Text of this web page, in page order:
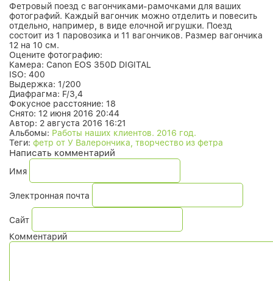
Фетровый поезд с вагончиками-рамочками для ваших
фотографий. Каждый вагончик можно отделить и повесить
отдельно, например, в виде елочной игрушки. Поезд
состоит из 1 паровозика и 11 вагончиков. Размер вагончика
12 на 10 см.
Оцените фотографию:
Камера: Canon EOS 350D DIGITAL
ISO: 400
Выдержка: 1/200
Диафрагма: F/3,4
Фокусное расстояние: 18
Снято: 12 июня 2016 20:44
Автор: 2 августа 2016 16:21
Альбомы: Работы наших клиентов. 2016 год.
Теги: фетр от У Валерончика, творчество из фетра
Написать комментарий
Имя
Электронная почта
Сайт
Комментарий